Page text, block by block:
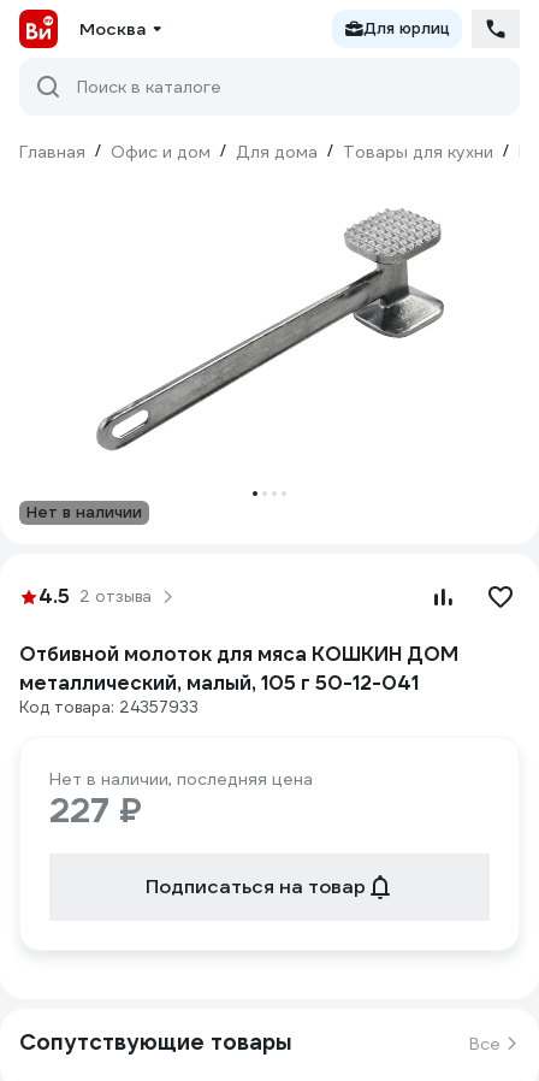
Москва Для юрлиц
Поиск в каталоге
Главная / Офис и дом / Для дома / Товары для кухни /
Нет в наличии
4.5 2 отзыва
Отбивной молоток для мяса КОШКИН ДОМ
металлический, малый, 105 г 50-12-041
Код товара: 24357933
Нет в наличии, последняя цена
227 ₽
Подписаться на товар
Сопутствующие товары Все